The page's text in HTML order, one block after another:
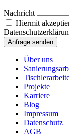
Nachricht
Hiermit
Anfrage senden
Über uns
Projekte
Karriere
Blog
Impressum
Datenschutz
AGB